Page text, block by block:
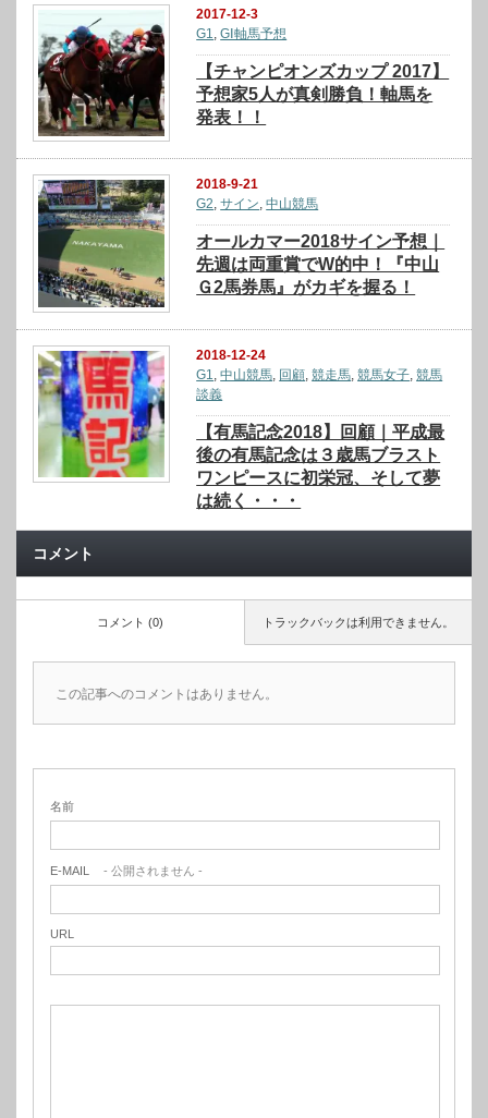
2017-12-3
G1,GⅠ軸馬予想
【チャンピオンズカップ 2017】
予想家5人が真剣勝負！軸馬を
発表！！
2018-9-21
G2,サイン,中山競馬
オールカマー2018サイン予想｜
先週は両重賞でW的中！『中山
Ｇ2馬券馬』がカギを握る！
2018-12-24
G1
,中山競馬 回顧 ,競走馬 ,競馬女子 ,競馬
談義
【有馬記念2018】回顧｜平成最
後の有馬記念は３歳馬ブラスト
ワンピースに初栄冠、そして夢
は続く・・・
コメント
トラックバックは利用できません。
コメント (0)
この記事へのコメントはありません。
名前
E-MAIL - 公開されません -
URL